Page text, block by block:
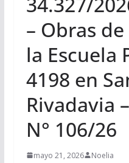
– Obras
la Escuela
4198 en
Rivadavia
N° 106/26
mayo 21, 2026 Noelia